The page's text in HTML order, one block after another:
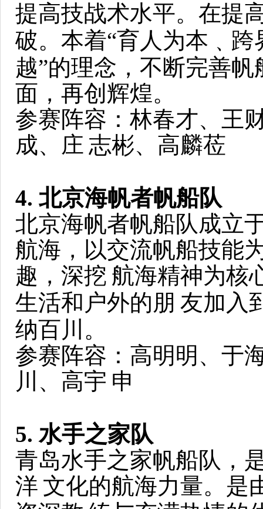
提高技战术水平。在提
破。本着“育人为本﹑
越”的理念，不断完善
面，再创辉煌。
参赛阵容：林春才、王
成、庄 志彬、高麟莅
4. 北京海帆者帆船队
北京海帆者帆船队成立
航海，以交流帆船技能
趣，深挖 航海精神为核
生活和户外的朋 友加入
纳百川。
参赛阵容：高明明、于
川、高宇 申
5. 水手之家队
青岛水手之家帆船队，
洋 文化的航海力量。是